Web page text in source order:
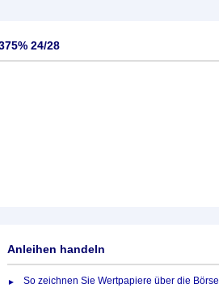
24/28
Anleihen handeln
So zeichnen Sie Wertpapiere über die Börse